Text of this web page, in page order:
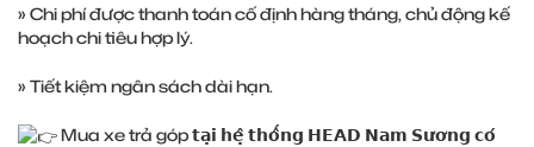
» Chi phí được thanh toán cố định hàng tháng, chủ động kế
hoạch chi tiêu hợp lý.
» Tiết kiệm ngân sách dài hạn.
Mua xe trả góp 𝘁𝗮̣𝗶 𝗵𝗲̣̂ 𝘁𝗵𝗼̂́𝗻𝗴 𝗛𝗘𝗔𝗗 𝗡𝗮𝗺 𝗦𝘂̛𝗼̛𝗻𝗴 𝗰𝗼́